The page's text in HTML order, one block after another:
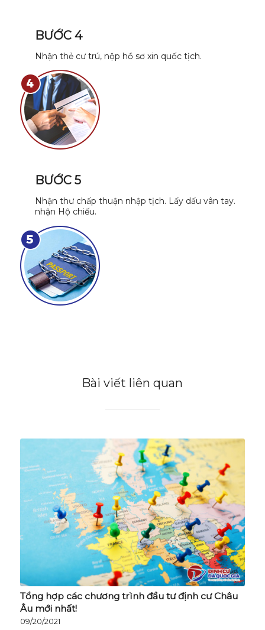
BƯỚC 4
Nhận thẻ cư trú, nộp hồ sơ xin quốc tịch.
BƯỚC 5
Nhận thư chấp thuận nhập tịch. Lấy dấu vân tay.
nhận Hộ chiếu.
Bài viết liên quan
Tổng hợp các chương trình đầu tư định cư Châu
Âu mới nhất!
09/20/2021